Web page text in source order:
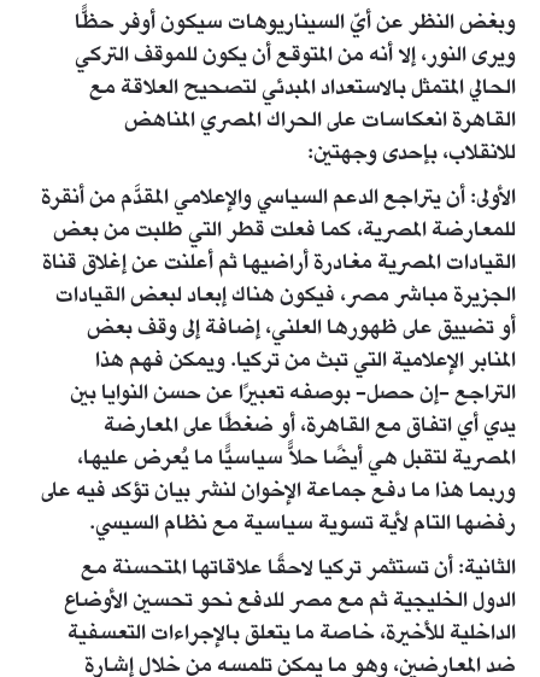
وبغض النظر عن أيّ السيناريوهات سيكون أوفر حظًّا
ويرى النور، إلا أنه من المتوقع أن يكون للموقف التركي
الحالي المتمثل بالاستعداد المبدئي لتصحيح العلاقة مع
القاهرة انعكاسات على الحراك المصري المناهض
للانقلاب، بإحدى وجهتين:
الأولى: أن يتراجع الدعم السياسي والإعلامي المقدَّم من أنقرة
للمعارضة المصرية، كما فعلت قطر التي طلبت من بعض
القيادات المصرية مغادرة أراضيها ثم أعلنت عن إغلاق قناة
الجزيرة مباشر مصر، فيكون هناك إبعاد لبعض القيادات
أو تضييق على ظهورها العلني، إضافة إلى وقف بعض
المنابر الإعلامية التي تبث من تركيا. ويمكن فهم هذا
التراجع -إن حصل- بوصفه تعبيرًا عن حسن النوايا بين
يدي أي اتفاق مع القاهرة، أو ضغطًا على المعارضة
المصرية لتقبل هي أيضًا حلاًّ سياسيًّا ما يُعرض عليها،
وربما هذا ما دفع جماعة الإخوان لنشر بيان تؤكد فيه على
رفضها التام لأية تسوية سياسية مع نظام السيسي.
الثانية: أن تستثمر تركيا لاحقًا علاقاتها المتحسنة مع
الدول الخليجية ثم مع مصر للدفع نحو تحسين الأوضاع
الداخلية للأخيرة، خاصة ما يتعلق بالإجراءات التعسفية
ضد المعارضين، وهو ما يمكن تلمسه من خلال إشارة